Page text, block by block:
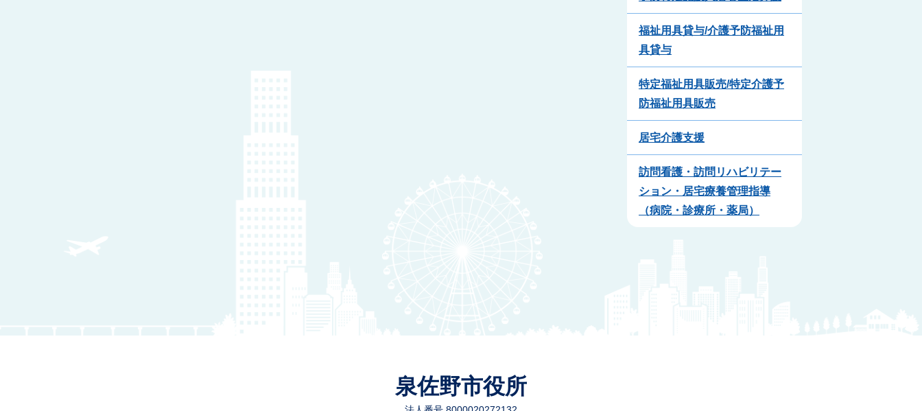
福祉用具貸与/介護予防福祉用
具貸与
特定福祉用具販売/特定介護予
防福祉用具販売
居宅介護支援
訪問看護・訪問リハビリテー
ション・居宅療養管理指導
（病院・診療所・薬局）
泉佐野市役所